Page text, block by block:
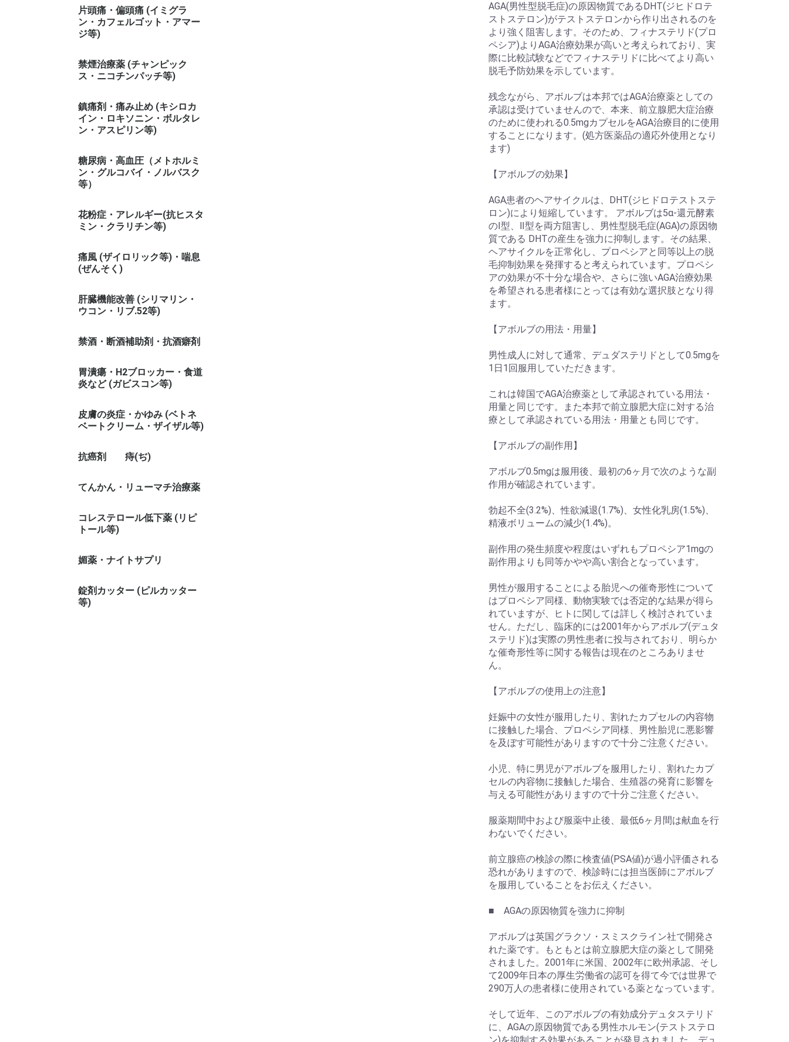
片頭痛・偏頭痛 (イミグラ
ン・カフェルゴット・アマー
ジ等)
禁煙治療薬 (チャンピック
ス・ニコチンパッチ等)
鎮痛剤・痛み止め (キシロカ
イン・ロキソニン・ボルタレ
ン・アスピリン等)
糖尿病・高血圧（メトホルミ
ン・グルコバイ・ノルバスク
等）
花粉症・アレルギー(抗ヒスタ
ミン・クラリチン等)
痛風 (ザイロリック等)・喘息
(ぜんそく)
肝臓機能改善 (シリマリン・
ウコン・リブ.52等)
禁酒・断酒補助剤・抗酒癖剤
胃潰瘍・H2ブロッカー・食道
炎など (ガビスコン等)
皮膚の炎症・かゆみ (ベトネ
ベートクリーム・ザイザル等)
抗癌剤 痔(ぢ)
てんかん・リューマチ治療薬
コレステロール低下薬 (リピ
トール等)
媚薬・ナイトサプリ
錠剤カッター (ピルカッター
等)
AGA(男性型脱毛症)の原因物質であるDHT(ジヒドロテ
ストステロン)がテストステロンから作り出されるのを
より強く阻害します。そのため、フィナステリド(プロ
ペシア)よりAGA治療効果が高いと考えられており、実
際に比較試験などでフィナステリドに比べてより高い
脱毛予防効果を示しています。
残念ながら、アボルブは本邦ではAGA治療薬としての
承認は受けていませんので、本来、前立腺肥大症治療
のために使われる0.5mgカプセルをAGA治療目的に使用
することになります。(処方医薬品の適応外使用となり
ます)
【アボルブの効果】
AGA患者のヘアサイクルは、DHT(ジヒドロテストステ
ロン)により短縮しています。 アボルブは5α-還元酵素
のⅠ型、Ⅱ型を両方阻害し、男性型脱毛症(AGA)の原因物
質である DHTの産生を強力に抑制します。その結果、
ヘアサイクルを正常化し、プロペシアと同等以上の脱
毛抑制効果を発揮すると考えられています。プロペシ
アの効果が不十分な場合や、さらに強いAGA治療効果
を希望される患者様にとっては有効な選択肢となり得
ます。
【アボルブの用法・用量】
男性成人に対して通常、デュダステリドとして0.5mgを
1日1回服用していただきます。
これは韓国でAGA治療薬として承認されている用法・
用量と同じです。また本邦で前立腺肥大症に対する治
療として承認されている用法・用量とも同じです。
【アボルブの副作用】
アボルブ0.5mgは服用後、最初の6ヶ月で次のような副
作用が確認されています。
勃起不全(3.2%)、性欲減退(1.7%)、女性化乳房(1.5%)、
精液ボリュームの減少(1.4%)。
副作用の発生頻度や程度はいずれもプロペシア1mgの
副作用よりも同等かやや高い割合となっています。
男性が服用することによる胎児への催奇形性について
はプロペシア同様、動物実験では否定的な結果が得ら
れていますが、ヒトに関しては詳しく検討されていま
せん。ただし、臨床的には2001年からアボルブ(デュタ
ステリド)は実際の男性患者に投与されており、明らか
な催奇形性等に関する報告は現在のところありませ
ん。
【アボルブの使用上の注意】
妊娠中の女性が服用したり、割れたカプセルの内容物
に接触した場合、プロペシア同様、男性胎児に悪影響
を及ぼす可能性がありますので十分ご注意ください。
小児、特に男児がアボルブを服用したり、割れたカプ
セルの内容物に接触した場合、生殖器の発育に影響を
与える可能性がありますので十分ご注意ください。
服薬期間中および服薬中止後、最低6ヶ月間は献血を行
わないでください。
前立腺癌の検診の際に検査値(PSA値)が過小評価される
恐れがありますので、検診時には担当医師にアボルブ
を服用していることをお伝えください。
■ AGAの原因物質を強力に抑制
アボルブは英国グラクソ・スミスクライン社で開発さ
れた薬です。もともとは前立腺肥大症の薬として開発
されました。2001年に米国、2002年に欧州承認、そし
て2009年日本の厚生労働省の認可を得て今では世界で
290万人の患者様に使用されている薬となっています。
そして近年、このアボルブの有効成分デュタステリド
に、AGAの原因物質である男性ホルモン(テストステロ